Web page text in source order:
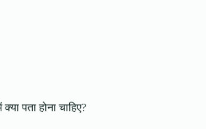
पता होना चाहिए?